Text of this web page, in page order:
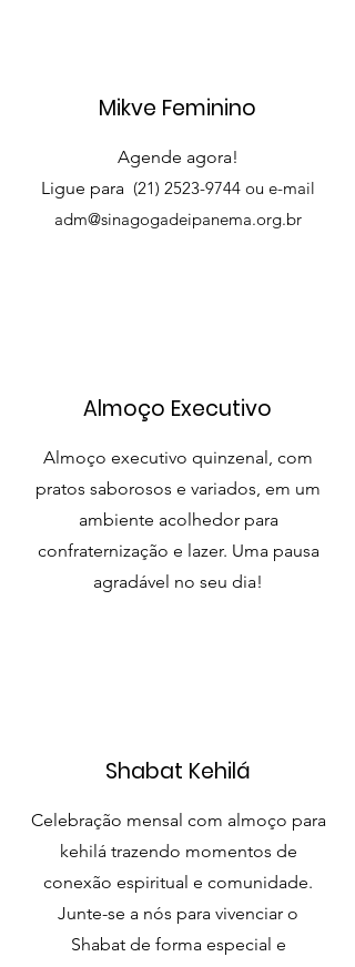
Mikve Feminino
Agende agora!
Ligue para (21) 2523-9744 ou e-mail
adm@sinagogadeipanema.org.br
Almoço Executivo
Almoço executivo quinzenal, com
pratos saborosos e variados, em um
ambiente acolhedor para
confraternização e lazer. Uma pausa
agradável no seu dia!
Shabat Kehilá
Celebração mensal com almoço para
kehilá trazendo momentos de
conexão espiritual e comunidade.
Junte-se a nós para vivenciar o
Shabat de forma especial e